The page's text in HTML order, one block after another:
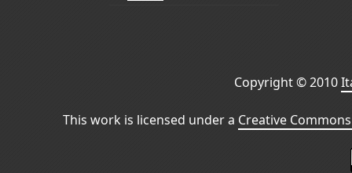
Copyright © 2010
This work is licensed under a Creative